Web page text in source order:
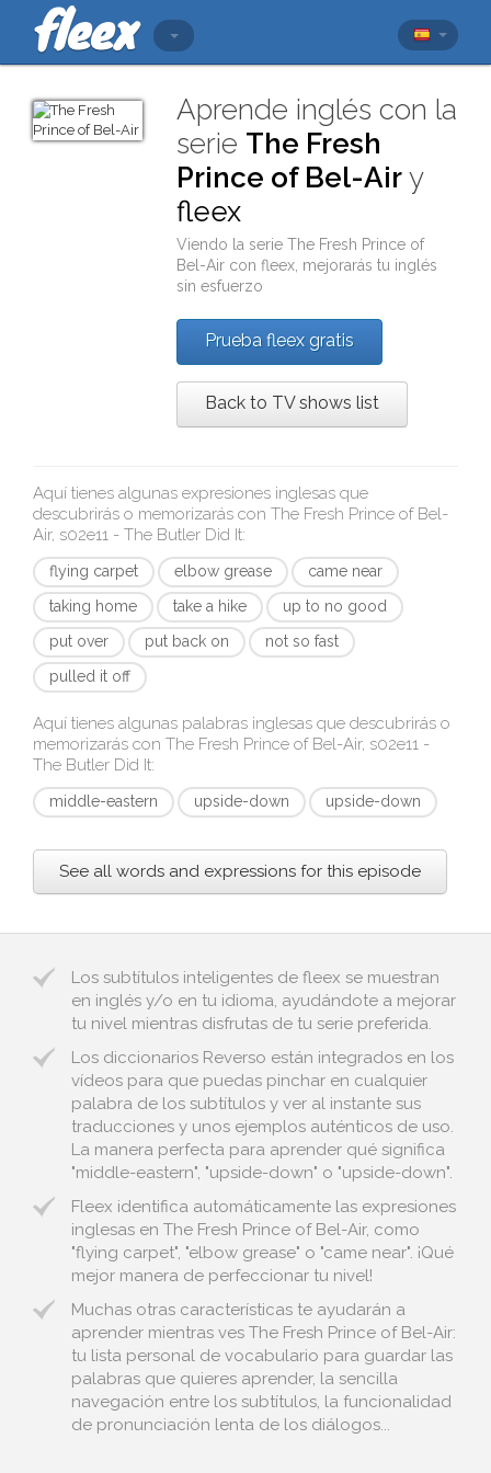
Aprende inglés con la
serie The Fresh
Prince of Bel-Air y
fleex
Viendo la serieThe Fresh Prince of
Bel-Air confleex , mejorarás tu inglés
sin esfuerzo
Prueba fleex gratis
Back to TV shows list
Aquí tienes algunas expresiones inglesas que
descubrirás o memorizarás con The Fresh Prince of Bel-
Air, s02e11 - The Butler Did It:
flying carpet elbow grease
came near
taking home
take a hike
up to no good
put over
put back on
not so fast
pulled it off
Aquí tienes algunas palabras inglesas que descubrirás o
memorizarás con The Fresh Prince of Bel-Air, s02e11 -
The Butler Did It:
middle-eastern upside-down upside-down
See all words and expressions for this episode
Los subtítulos inteligentes de fleex se muestran
en inglés y/o en tu idioma, ayudándote a mejorar
tu nivel mientras disfrutas de tu serie preferida.
Los diccionarios Reverso están integrados en los
vídeos para que puedas pinchar en cualquier
palabra de los subtítulos y ver al instante sus
traducciones y unos ejemplos auténticos de uso.
La manera perfecta para aprender qué significa
"middle-eastern", "upside-down" o "upside-down".
Fleex identifica automáticamente las expresiones
inglesas en The Fresh Prince of Bel-Air, como
"flying carpet", "elbow grease" o "came near". ¡Qué
mejor manera de perfeccionar tu nivel!
Muchas otras características te ayudarán a
aprender mientras ves The Fresh Prince of Bel-Air:
tu lista personal de vocabulario para guardar las
palabras que quieres aprender, la sencilla
navegación entre los subtítulos, la funcionalidad
de pronunciación lenta de los diálogos...